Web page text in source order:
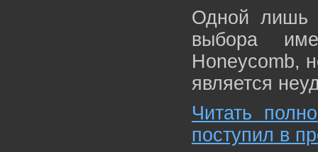
Одной лишь
выбора
Honeycomb,
является
Читать
поступил в